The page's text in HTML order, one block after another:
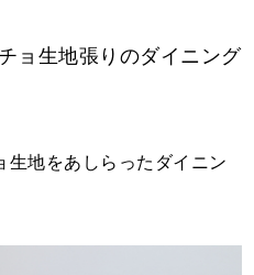
ョ生地張りのダイニング
生地をあしらった ダイニン